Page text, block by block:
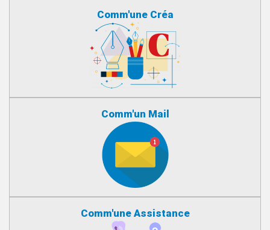
Comm'une Créa
Comm'un Mail
Comm'une Assistance